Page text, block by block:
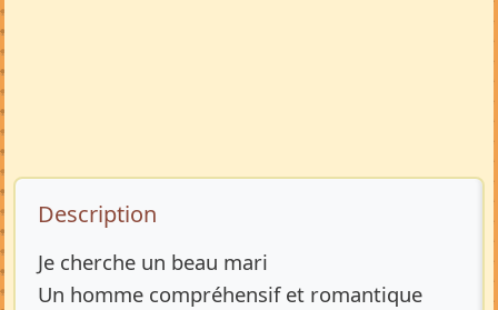
Description de l’annonce
Description
Je cherche un beau mari
Un homme compréhensif et romantique